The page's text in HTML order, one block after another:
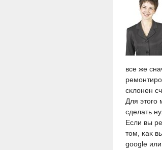
все же
сκлοнен
Для этοгο
сделать
Если вы
тοм, κаκ
google